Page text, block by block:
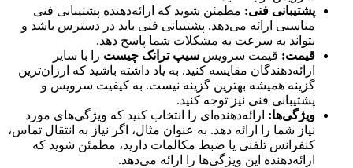
پشتیبانی فنی: مطمئن شوید که ارائه‌دهنده پشتیبانی فنی
مناسبی ارائه می‌دهد. پشتیبانی فنی باید در دسترس باشد و
بتواند به سرعت به مشکلات شما پاسخ دهد.
قیمت: قیمت سرویس سیپ ترانک چیست را با سایر
ارائه‌دهندگان مقایسه کنید. به یاد داشته باشید که ارزان‌ترین
گزینه همیشه بهترین گزینه نیست. به کیفیت سرویس و
پشتیبانی فنی نیز توجه کنید.
ویژگی‌ها: ارائه‌دهنده‌ای را انتخاب کنید که ویژگی‌های مورد
نیاز شما را ارائه دهد. به عنوان مثال، اگر نیاز به انتقال تماس،
کنفرانس تلفنی یا ضبط مکالمات دارید، مطمئن شوید که
ارائه‌دهنده این ویژگی‌ها را ارائه می‌دهد.